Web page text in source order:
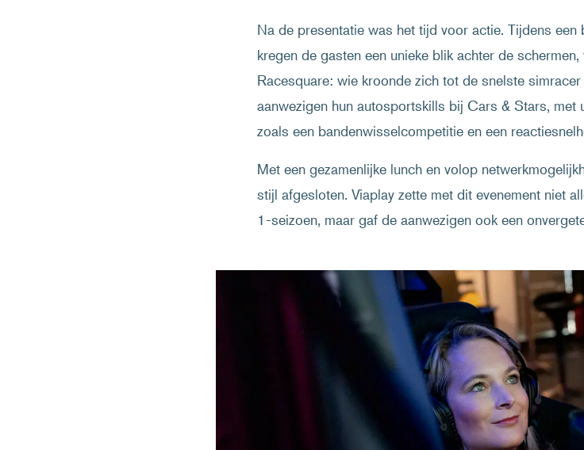
Na de presentatie was het tijd voor actie. Tijdens
kregen de gasten een unieke blik achter de
Racesquare: wie kroonde zich tot de snelste
aanwezigen hun autosportskills bij Cars & Stars, met
zoals een bandenwisselcompetitie en een
Met een gezamenlijke lunch en volop
stijl afgesloten. Viaplay zette met dit evenement niet
1-seizoen, maar gaf de aanwezigen ook een